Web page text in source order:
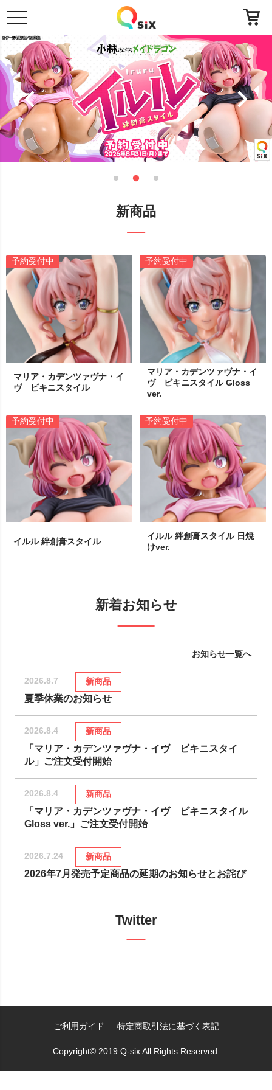
toggle
navigation
新商品
予約受付中
マリア・カデンツァヴナ・イ
ヴ ビキニスタイル
予約受付中
マリア・カデンツァヴナ・イ
ヴ ビキニスタイル Gloss
ver.
予約受付中
イルル 絆創膏スタイル
予約受付中
イルル 絆創膏スタイル 日焼
けver.
新着お知らせ
お知らせ一覧へ
2026.8.7 新商品
夏季休業のお知らせ
2026.8.4 新商品
「マリア・カデンツァヴナ・イヴ ビキニスタイ
ル」ご注文受付開始
2026.8.4 新商品
「マリア・カデンツァヴナ・イヴ ビキニスタイル
Gloss ver.」ご注文受付開始
2026.7.24 新商品
2026年7月発売予定商品の延期のお知らせとお詫び
Twitter
ご利用ガイド 特定商取引法に基づく表記
Copyright© 2019 Q-six All Rights Reserved.